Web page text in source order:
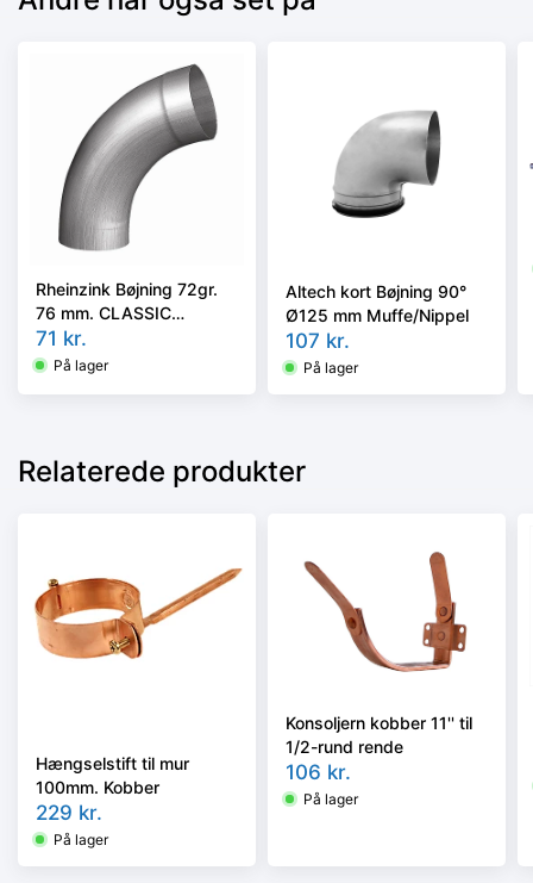
Rheinzink Bøjning 72gr.
76 mm. CLASSIC
walzblank - Tages ikke
retur -
71 kr.
På lager
Altech kort Bøjning 90°
Ø125 mm Muffe/Nippel
107 kr.
På lager
Relaterede produkter
Hængselstift til mur
100mm. Kobber
229 kr.
På lager
Konsoljern kobber 11'' til
1/2-rund rende
106 kr.
På lager